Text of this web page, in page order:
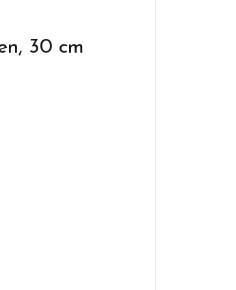
30 cm